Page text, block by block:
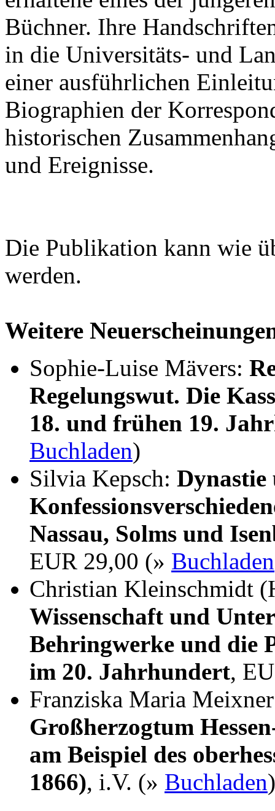
Büchner. Ihre
in die Universitäts- und
einer ausführlichen
Biographien der
historischen
und Ereignisse.
Die Publikation kann wie
werden.
Weitere
Sophie-Luise Mävers:
Regelungswut. Die
18. und frühen 19.
Buchladen)
Silvia Kepsch: Dynastie
Nassau, Solms und
EUR 29,00 (» Buchladen
Christian Kleinschmidt
Wissenschaft und
Behringwerke und die
im 20. Jahrhundert,
Franziska Maria
Großherzogtum
am Beispiel des
1866), i.V. (» Buchladen)